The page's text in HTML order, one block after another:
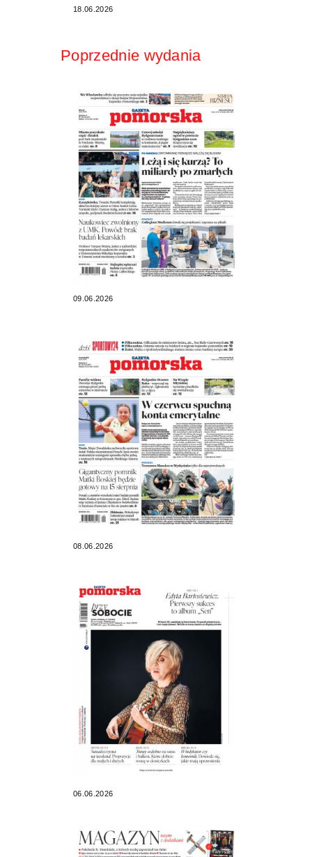
18.06.2026
Poprzednie wydania
09.06.2026
08.06.2026
06.06.2026